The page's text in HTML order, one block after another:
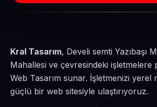
Kral Tasarım, Develi semti Yazıbaşı
Mahallesi ve çevresindeki işletmelere
Web Tasarım sunar. İşletmenizi yerel
güçlü bir web sitesiyle ulaştırıyoruz.